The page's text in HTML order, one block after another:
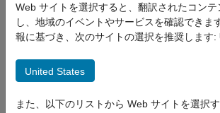
Modeling
Design Model Architecture
Simulink
Test and Debug Simulations
Diagnostic action to take when upstream
break selections
Model Configuration Pane:
Description
Web サイトを選択すると、翻訳されたコンテ
し、地域のイベントやサービスを確認できま
報に基づき、次のサイトの選択を推奨します:
United States
また、以下のリストから Web サイトを選択